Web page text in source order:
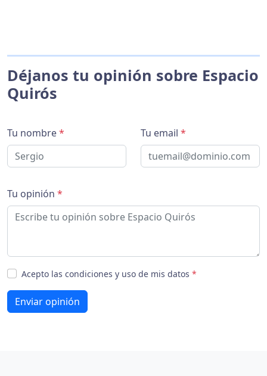
Déjanos tu opinión sobre Espacio
Quirós
Tu nombre* Tu email *
Tu opinión *
Acepto las condiciones y uso de mis datos *
Enviar opinión